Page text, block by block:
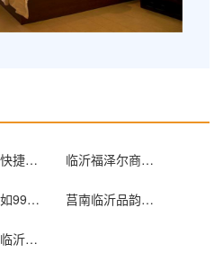
临沂金轩快捷酒店 临沂福泽尔商务酒店
临沂斯百如99客栈 莒南临沂品韵时光酒店
格林豪泰临沂开源路商务酒店